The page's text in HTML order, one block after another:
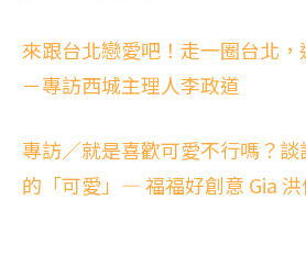
來跟台北戀愛吧！走一圈台北
－專訪西城主理人李政道
專訪／就是喜歡可愛不行嗎？
的「可愛」— 福福好創意 Gia